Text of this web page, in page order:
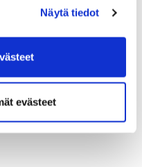
Näytä tiedot
evästeet